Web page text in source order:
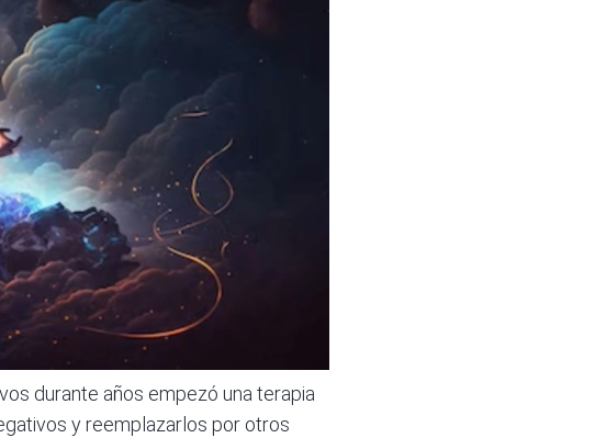
durante años empezó una terapia
y reemplazarlos por otros